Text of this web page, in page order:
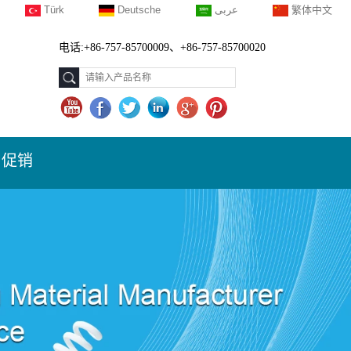
Türk Deutsche عربى 繁体中文
电话:+86-757-85700009、+86-757-85700020
促销